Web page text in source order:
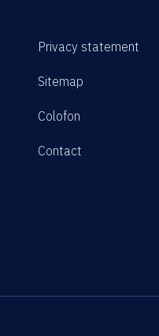
Privacy statement
Sitemap
Colofon
Contact